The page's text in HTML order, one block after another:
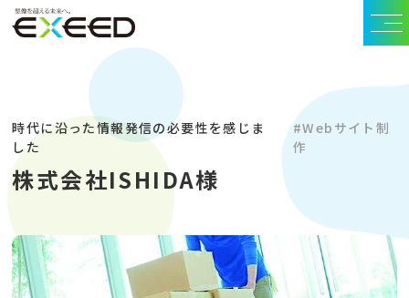
時代に沿った情報発信の必要性を感じま
した
#Webサイト制
作
株式会社ISHIDA様